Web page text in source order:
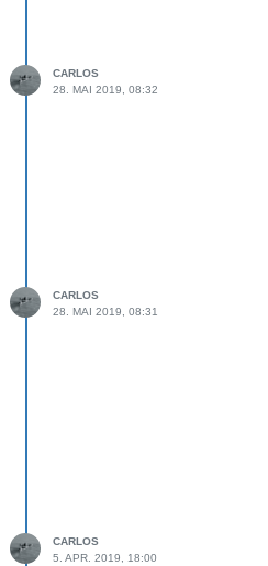
CARLOS
28. MAI 2019, 08:32
CARLOS
28. MAI 2019, 08:31
CARLOS
5. APR. 2019, 18:00